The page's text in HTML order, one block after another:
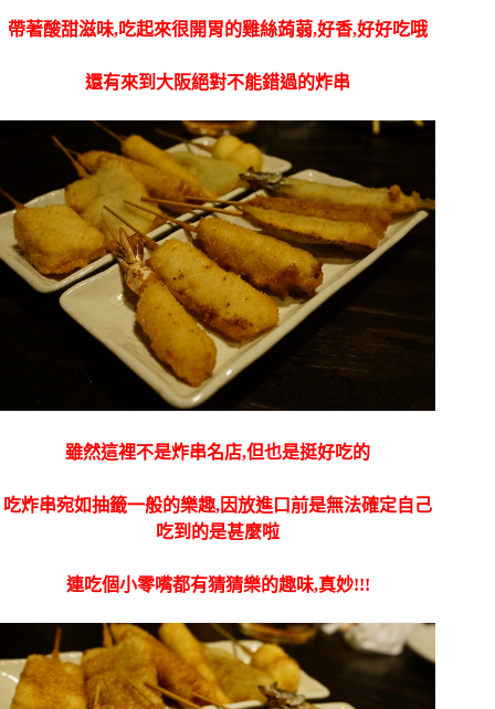
帶著酸甜滋味,吃起來很開胃的雞絲蒟蒻,好香,好好吃哦
還有來到大阪絕對不能錯過的炸串
雖然這裡不是炸串名店,但也是挺好吃的
吃炸串宛如抽籤一般的樂趣,因放進口前是無法確定自己
吃到的是甚麼啦
連吃個小零嘴都有猜猜樂的趣味,真妙!!!